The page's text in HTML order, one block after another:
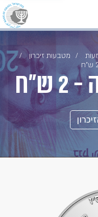
מטבעות זיכרון
ש"ח